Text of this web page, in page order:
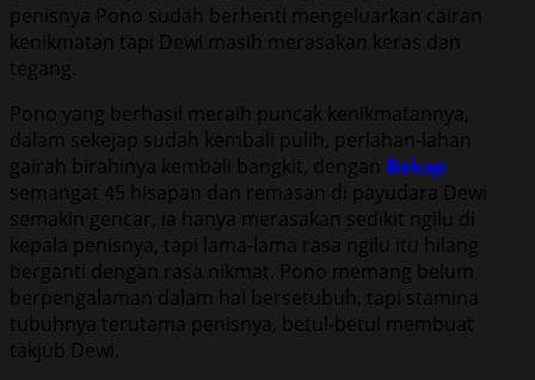
penisnya Pono sudah berhenti mengeluarkan cairan
kenikmatan tapi Dewi masih merasakan keras dan
tegang.
Pono yang berhasil meraih puncak kenikmatannya,
dalam sekejap sudah kembali pulih, perlahan-lahan
gairah birahinya kembali bangkit, dengan Bokep
semangat 45 hisapan dan remasan di payudara Dewi
semakin gencar, ia hanya merasakan sedikit ngilu di
kepala penisnya, tapi lama-lama rasa ngilu itu hilang
berganti dengan rasa nikmat. Pono memang belum
berpengalaman dalam hal bersetubuh, tapi stamina
tubuhnya terutama penisnya, betul-betul membuat
takjub Dewi.